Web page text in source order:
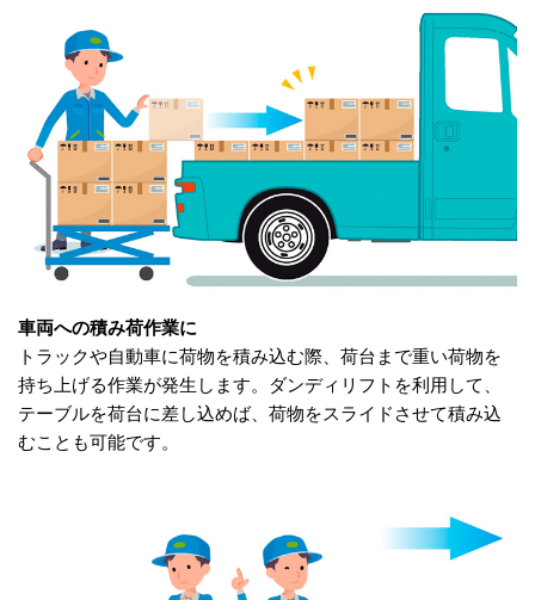
車両への積み荷作業に
トラックや自動車に荷物を積み込む際、荷台まで重い荷物を
持ち上げる作業が発生します。ダンディリフトを利用して、
テーブルを荷台に差し込めば、荷物をスライドさせて積み込
むことも可能です。